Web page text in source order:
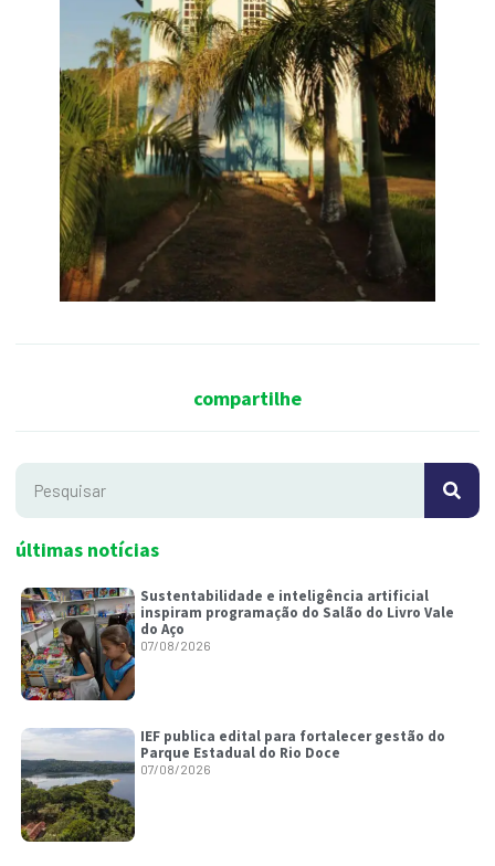
compartilhe
últimas notícias
Sustentabilidade e inteligência artificial
inspiram programação do Salão do Livro Vale
do Aço
07/08/2026
IEF publica edital para fortalecer gestão do
Parque Estadual do Rio Doce
07/08/2026